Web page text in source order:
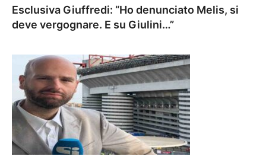
Esclusiva Giuffredi: “Ho denunciato Melis, si
deve vergognare. E su Giulini…”